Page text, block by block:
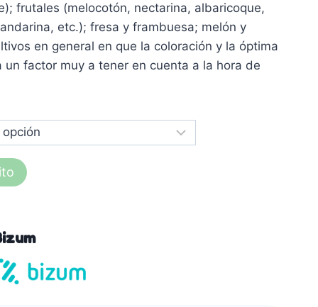
frutales (melocotón, nectarina, albaricoque,
etc.); fresa y frambuesa; melón y
en general en que la coloración y la óptima
factor muy a tener en cuenta a la hora de